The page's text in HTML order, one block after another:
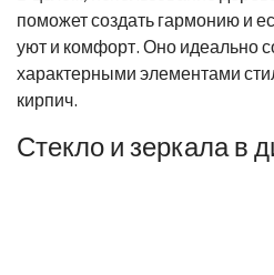
поможет создать гармонию и
уют и комфорт. Оно идеально
характерными элементами
кирпич.
Стекло и зеркала в